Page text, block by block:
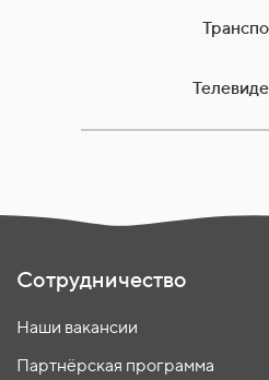
Сотрудничество
Наши вакансии
Партнёрская программа